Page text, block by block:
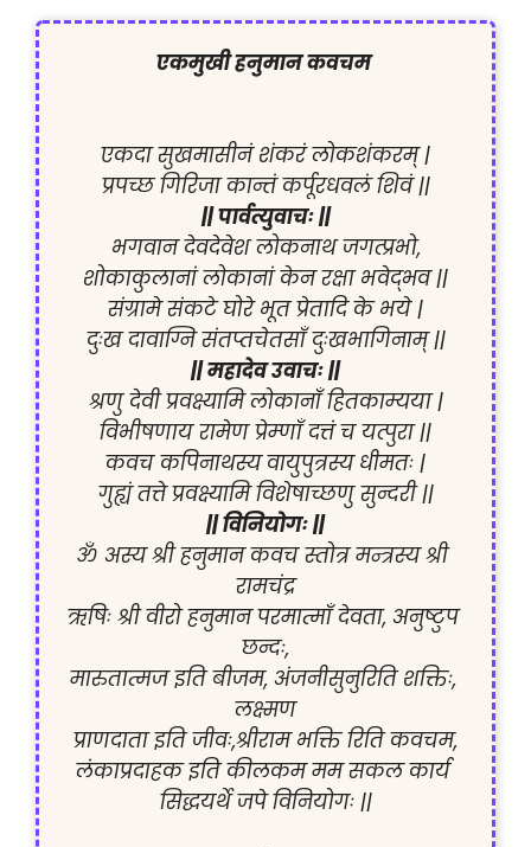
एकमुखी हनुमान कवचम
एकदा सुखमासीनं शंकरं लोकशंकरम् |
प्रपच्छ गिरिजा कान्तं कर्पूरधवलं शिवं ||
|| पार्वत्युवाचः ||
भगवान देवदेवेश लोकनाथ जगत्प्रभो,
शोकाकुलानां लोकानां केन रक्षा भवेद्भव ||
संग्रामे संकटे घोरे भूत प्रेतादि के भये |
दुःख दावाग्नि संतप्तचेतसाँ दुःखभागिनाम् ||
|| महादेव उवाचः ||
श्रणु देवी प्रवक्ष्यामि लोकानाँ हितकाम्यया |
विभीषणाय रामेण प्रेम्णाँ दत्तं च यत्पुरा ||
कवच कपिनाथस्य वायुपुत्रस्य धीमतः |
गुह्यं तत्ते प्रवक्ष्यामि विशेषाच्छणु सुन्दरी ||
|| विनियोगः ||
ॐ अस्य श्री हनुमान कवच स्तोत्र मन्त्रस्य श्री
रामचंद्र
ऋषिः श्री वीरो हनुमान परमात्माँ देवता, अनुष्टुप
छन्दः,
मारुतात्मज इति बीजम, अंजनीसुनुरिति शक्तिः,
लक्ष्मण
प्राणदाता इति जीवः,श्रीराम भक्ति रिति कवचम,
लंकाप्रदाहक इति कीलकम मम सकल कार्य
सिद्धयर्थे जपे विनियोगः ||